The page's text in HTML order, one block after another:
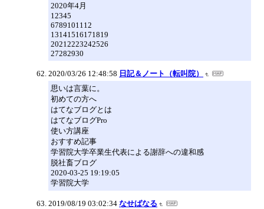
2020年4月
12345
6789101112
13141516171819
20212223242526
27282930
2020/03/26 12:48:58 日記＆ノート（転叫院）
思いは言葉に。
初めての方へ
はてなブログとは
はてなブログPro
使い方講座
おすすめ記事
学習院大学卒業生代表による謝辞への違和感
脱社畜ブログ
2020-03-25 19:19:05
学習院大学
2019/08/19 03:02:34 なせばなる